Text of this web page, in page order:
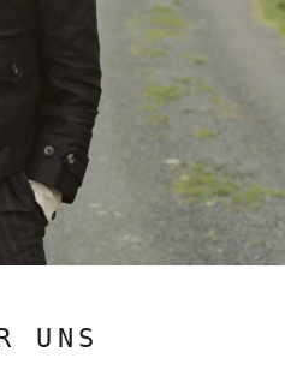
UNS